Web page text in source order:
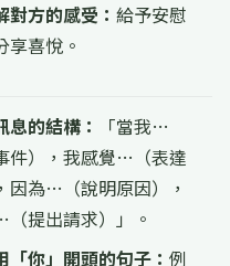
對方的感受： 給予安慰
享喜悅。
息的結構：
「當我…
件），我感覺…（表達
因為…（說明原因），
提出請求）」。
「你」開頭的句子： 例